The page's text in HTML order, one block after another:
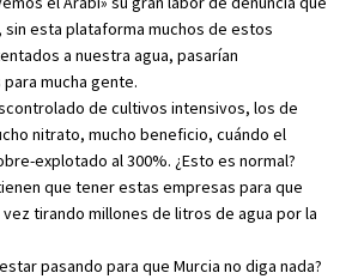
sin esta plataforma muchos de estos
a nuestra agua, pasarían
mucha gente.
de cultivos intensivos, los de
nitrato, mucho beneficio, cuándo el
explotado al 300%. ¿Esto es normal?
que tener estas empresas para que
vez tirando millones de litros de agua por la
pasando para que Murcia no diga nada?